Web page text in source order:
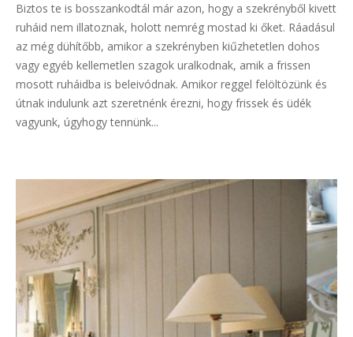
Biztos te is bosszankodtál már azon, hogy a szekrényből kivett
ruháid nem illatoznak, holott nemrég mostad ki őket. Ráadásul
az még dühítőbb, amikor a szekrényben kiűzhetetlen dohos
vagy egyéb kellemetlen szagok uralkodnak, amik a frissen
mosott ruháidba is beleivódnak. Amikor reggel felöltözünk és
útnak indulunk azt szeretnénk érezni, hogy frissek és üdék
vagyunk, úgyhogy tennünk...